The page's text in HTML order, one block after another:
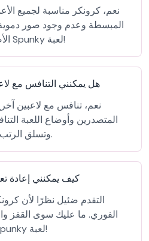
نعم، كرونكر مناسبة لجميع
المبسطة وعدم وجود صور دموية.
الأصدقاء والعائلة على Spunky لعبة!
هل يمكنني التنافس مع
نعم، تنافس مع لاعبين
المتصدرين وأوضاع اللعبة
وتسلق الرتب في مجتمع كرونكر.
كيف يمكنني إعادة
التقدم ضئيل نظرًا لأن
الفوري. ما عليك سوى القفز
في أي وقت على Spunky لعبة!